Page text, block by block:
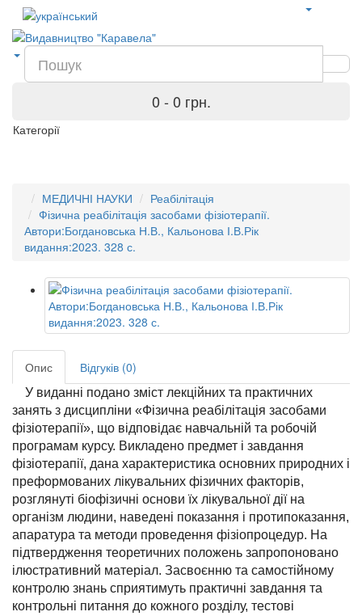
0 - 0 грн.
Категорії
МЕДИЧНІ НАУКИ
Реабілітація
Фізична реабілітація засобами фізіотерапії.
Автори:Богдановська Н.В., Кальонова І.В.Рік
видання:2023. 328 с.
Опис Відгуків (0)
У виданні подано зміст лекційних та практичних
занять з дисципліни «Фізична реабілітація засобами
фізіотерапії», що відповідає навчальній та робочій
програмам курсу. Викладено предмет і завдання
фізіотерапії, дана характеристика основних природних і
преформованих лікувальних фізичних факторів,
розглянуті біофізичні основи їх лікувальної дії на
організм людини, наведені показання і протипоказання,
апаратура та методи проведення фізіопроцедур. На
підтвердження теоретичних положень запропоновано
ілюстративний матеріал. Засвоєнню та самостійному
контролю знань сприятимуть практичні завдання та
контрольні питання до кожного розділу, тестові